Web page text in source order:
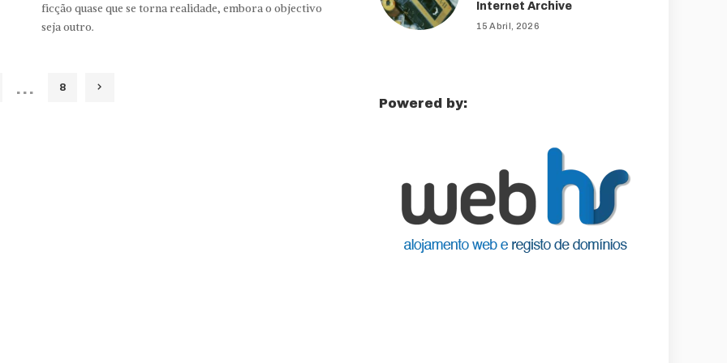
ficção quase que se torna realidade, embora o objectivo
seja outro.
… 8
Internet Archive
15 Abril, 2026
Powered by: